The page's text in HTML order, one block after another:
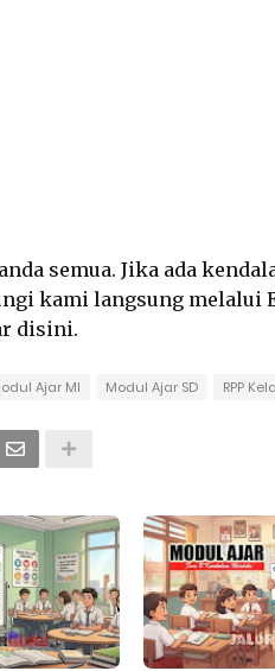
semua. Jika ada
kami langsung melalui
disini.
Ajar MI Modul Ajar SD RPP